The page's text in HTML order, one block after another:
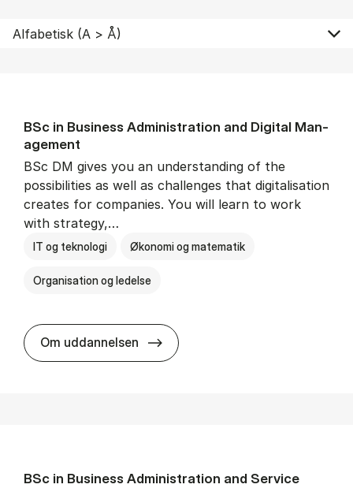
BSc in Busi­ness Ad­min­is­tra­tion and Di­git­al Man­
age­ment
BSc DM gives you an understanding of the
possibilities as well as challenges that digitalisation
creates for companies. You will learn to work
with strategy,…
IT og teknologi Økonomi og matematik
Organisation og ledelse
Om uddannelsen BSc in Busi­ness Ad­min­is­tra­tion
BSc in Busi­ness Ad­min­is­tra­tion and Ser­vice